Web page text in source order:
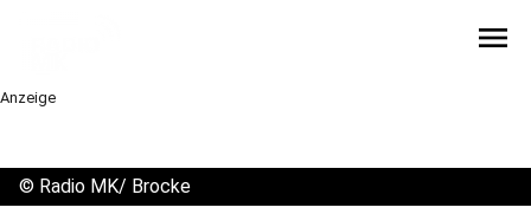
menu
Anzeige
© Radio MK/ Brocke